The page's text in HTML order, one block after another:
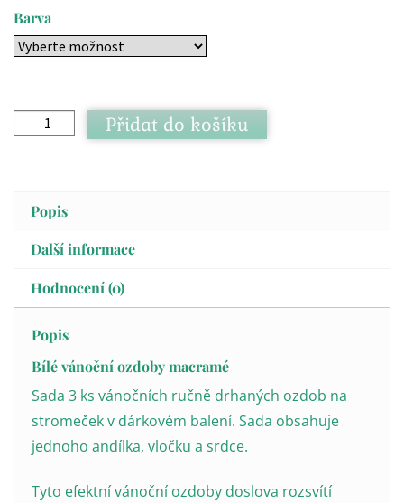
Barva
Přidat do košíku
Popis
Další informace
Hodnocení (0)
Popis
Bílé vánoční ozdoby macramé
Sada 3 ks vánočních ručně drhaných ozdob na
stromeček v dárkovém balení. Sada obsahuje
jednoho andílka, vločku a srdce.
Tyto efektní vánoční ozdoby doslova rozsvítí